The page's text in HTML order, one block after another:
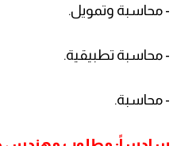
- محاسبة وتمويل.
- محاسبة تطبيقية.
- محاسبة.